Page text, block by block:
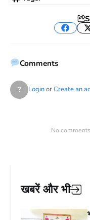
Comments
? LoginorCreate an
No
खबरें और भी